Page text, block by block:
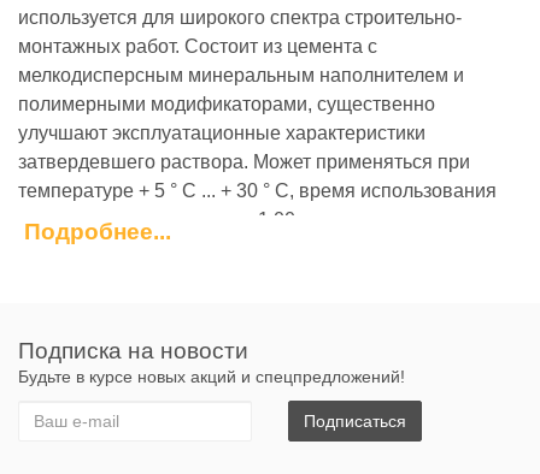
используется для широкого спектра строительно-
монтажных работ. Состоит из цемента с
мелкодисперсным минеральным наполнителем и
полимерными модификаторами, существенно
улучшают эксплуатационные характеристики
затвердевшего раствора. Может применяться при
температуре + 5 ° С ... + 30 ° С, время использования
раствора с начала замеса 1:00.
Для кладки шлакоблоков
Для ремонта оштукатуренных поверхностей
Для устройства и ремонта стяжки пола
Подробнее...
Подписка на новости
Будьте в курсе новых акций и спецпредложений!
Подписаться